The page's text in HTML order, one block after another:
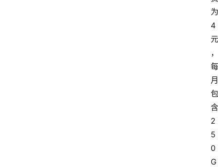
为
4
元
，
每
月
包
含
2
5
0
G